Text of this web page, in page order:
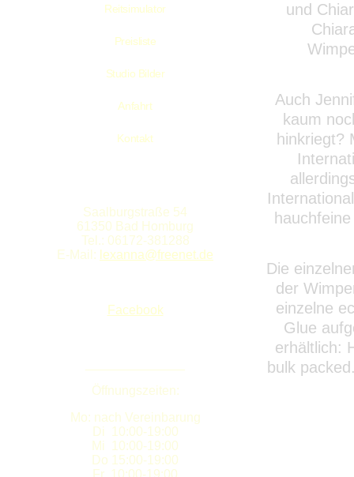
Reitsimulator
Preisliste
Studio Bilder
Anfahrt
Kontakt
Saalburgstraße 54
61350 Bad Homburg
Tel.: 06172-381288
E-Mail: lexanna@freenet.de
Facebook
Öffnungszeiten:
Mo: nach Vereinbarung
Di 10:00-19:00
Mi 10:00-19:00
Do 15:00-19:00
Fr 10:00-19:00
und
Auch
kaum
hinkriegt?
Die
der
einzelne
Glue
erhältlich:
bulk